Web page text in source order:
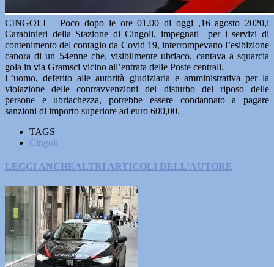
CINGOLI – Poco dopo le ore 01.00 di oggi ,16 agosto 2020,i
Carabinieri della Stazione di Cingoli, impegnati per i servizi di
contenimento del contagio da Covid 19, interrompevano l’esibizione
canora di un 54enne che, visibilmente ubriaco, cantava a squarcia
gola in via Gramsci vicino all’entrata delle Poste centrali.
L’uomo, deferito alle autorità giudiziaria e amministrativa per la
violazione delle contravvenzioni del disturbo del riposo delle
persone e ubriachezza, potrebbe essere condannato a pagare
sanzioni di importo superiore ad euro 600,00.
TAGS
Cingoli
LEGGI ANCHEALTRI ARTICOLI DELL'AUTORE